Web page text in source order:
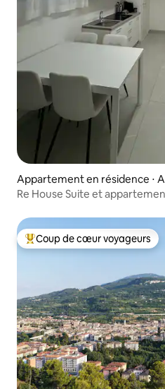
Appartement en résidence ⋅
Re House Suite et
Coups de cœur voyageurs les
Coup de cœur voyageurs